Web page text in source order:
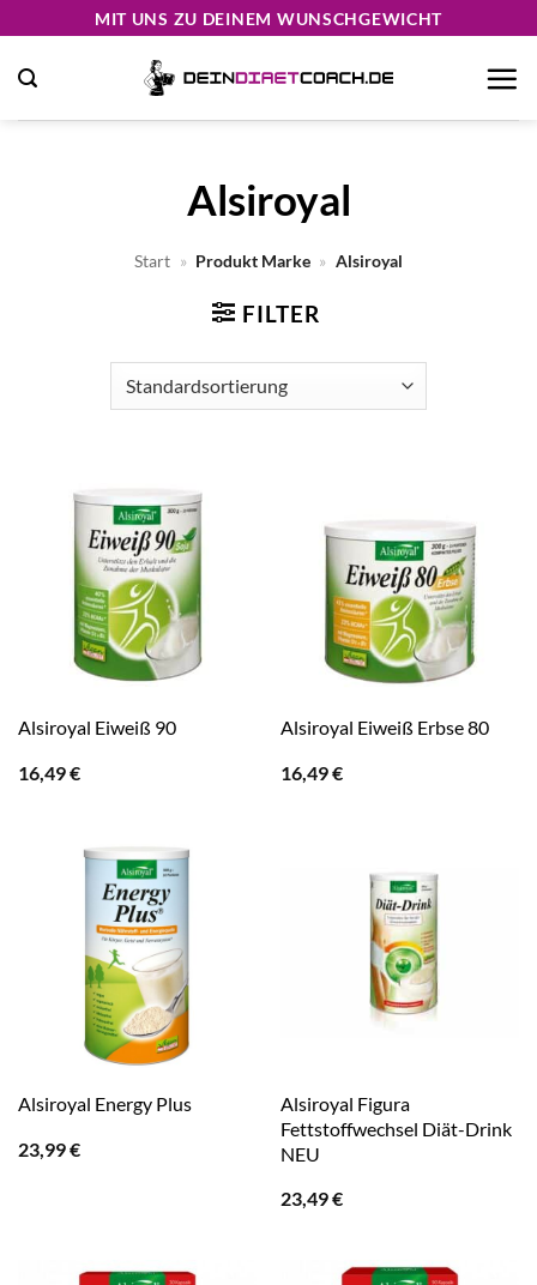
springen
MIT UNS ZU DEINEM WUNSCHGEWICHT
Alsiroyal
Start » Produkt Marke » Alsiroyal
FILTER
Alsiroyal Eiweiß 90
16,49€
Alsiroyal Eiweiß Erbse 80
16,49€
Alsiroyal Energy Plus
23,99€
Alsiroyal Figura
Fettstoffwechsel Diät-Drink
NEU
23,49€